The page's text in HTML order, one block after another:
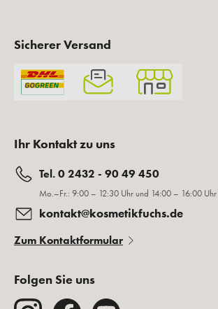
Sicherer Versand
Ihr Kontakt zu uns
Tel. 0 2432 - 90 49 450
Mo.–Fr.: 9:00 – 12:30 Uhr und 14:00 – 16:00 Uhr
kontakt@kosmetikfuchs.de
Zum Kontaktformular
Folgen Sie uns